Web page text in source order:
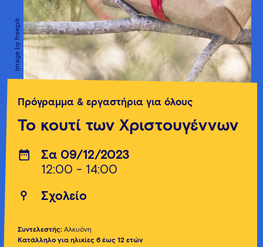
Image by freepik
Πρόγραμμα & εργαστήρια για όλους
Το κουτί των Χριστουγέννων
Σα 09/12/2023
12:00 - 14:00
Σχολείο
Συντελεστής: Αλκυόνη
Κατάλληλο για ηλικίες 6 έως 12 ετών